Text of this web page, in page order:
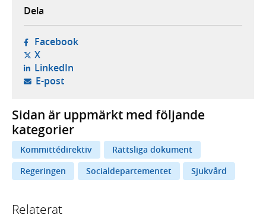
Dela
Facebook- öppnas i ny flik, extern webbplats,
X- öppnas i ny flik, extern webbplats,
LinkedIn- öppnas i ny flik, extern webbplats,
E-post- öppnar din e-postklient,
Sidan är uppmärkt med följande
kategorier
Kommittédirektiv
Rättsliga dokument
Regeringen
Socialdepartementet Sjukvård
Relaterat